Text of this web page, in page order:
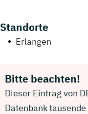
Standorte
Erlangen
Bitte beachten!
Dieser Eintrag von
Datenbank